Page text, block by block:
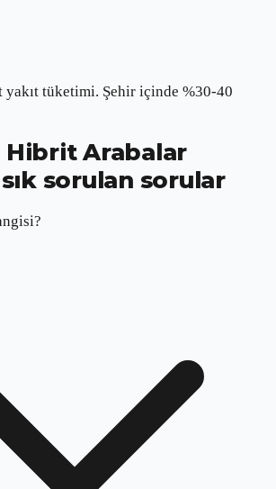
yakıt tüketimi. Şehir içinde %30-40
Hibrit Arabalar
sorulan sorular